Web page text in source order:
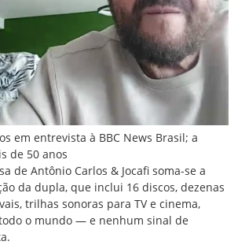
em entrevista à BBC News Brasil; a
de 50 anos
de Antônio Carlos & Jocafi soma-se a
da dupla, que inclui 16 discos, dezenas
trilhas sonoras para TV e cinema,
o mundo — e nenhum sinal de